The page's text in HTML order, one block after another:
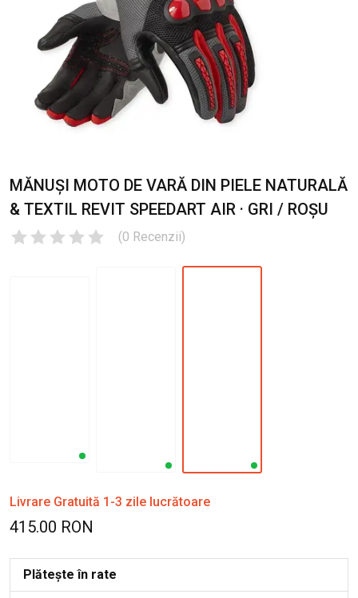
MĂNUȘI MOTO DE VARĂ DIN PIELE NATURALĂ
& TEXTIL REVIT SPEEDART AIR · GRI / ROȘU
(0 Recenzii)
Livrare Gratuită 1-3 zile lucrătoare
415.00 RON
Plătește în rate